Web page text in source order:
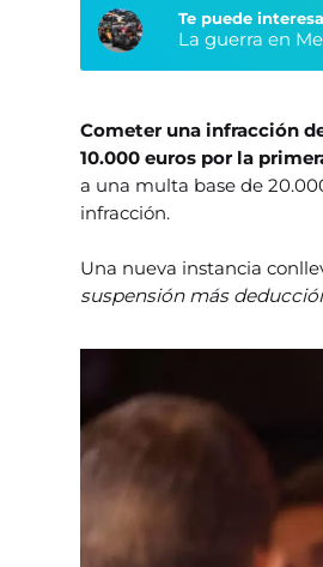
Te puede
La guerra en
Cometer una infracción
10.000 euros por la
a una multa base de
infracción.
Una nueva instancia
suspensión más